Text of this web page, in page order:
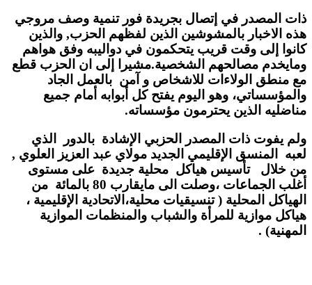
ذات المصدر في إتصال بجريدة فور تنمية وصف مروجي
هذه الاخبار بالمشوشين الذين لفظهم الحزب, والذين
كانوا إلى وقت قريب يتحكمون في دواليبه وفق هواهم
ومايخدم مصالحهم الشخصية.مشيرا إلى ان الحزب قطع
مع منطق الولاءات للاشخاص و آمن بالعمل الجاد
والمؤسساتي، وهو اليوم يفتح كل أبوابه أمام جميع
مناضليه الذين يحترمون مؤسساته.
ولم يفوت ذات المصدر الحزبي الإشادة بالدور الذي
لعبه المنسق الإقليمي الجديد مولاي عبد العزيز العلوي ,
من خلال تأسيس هياكل محلية جديدة على مستوى
أغلب الجماعات ،وصلت الى مايقارب 80 بالمائة من
الهياكل المحلية ( تنسيقيات محلية،الاتحادية الإقليمية ،
هياكل موازية للمرأة والشباب والمنظمات الموازية
المهنية) .